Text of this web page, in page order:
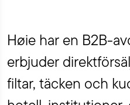
Høie har en B2B-
erbjuder
filtar, täcken och